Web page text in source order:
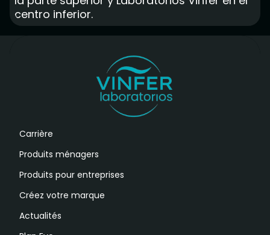
Carrière
Produits ménagers
Produits pour entreprises
Créez votre marque
Actualités